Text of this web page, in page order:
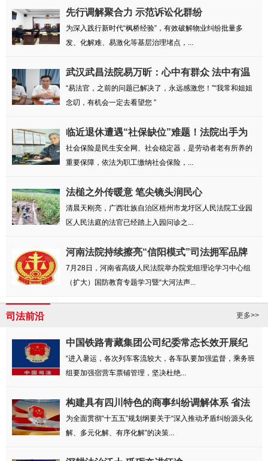
先行调解聚合力 示范诉讼化群纷
为深入践行新时代“枫桥经验”，有效破解物业纠纷批量多
发、化解难、易激化等基层治理堵点，...
武汉武昌法院易万昕：心中有群众 法中有温
度
“易法官，之前的问题已解决了，永远感激您！”“我常和姐姐
念叨，有机会一定去看望您 ”
临近退休遭遇“社保缺位”难题！法院出手为
劳...
社会保险是民生安全网、社会稳定器，是劳动者老有所养的
重要保障，依法为职工缴纳社会保险，...
法槌之外传暖意 笔尖镜头润民心
清晨天刚亮，广西壮族自治区梧州市龙圩区人民法院工业园
区人民法庭的法官已经踏上入园问诊之...
河南法院持续擦亮“信阳模式”司法拥军品牌
7月28日，河南省高级人民法院举办院党组理论学习中心组
（扩大）国防教育专题学习暨“大河法声...
司法前沿 更多>>
中国铁路青藏集团公司纪委常态长效开展纪
律教...
“进入暑运，各次列车客流较大，各车队要加强监督，乘务班
组要加强宿营车票铺管理，坚决杜绝...
构建具有四川特色的商事纠纷调解体系 省法
院...
为全面贯彻“十五五”规划纲要关于“深入推动矛盾纠纷源头化
解、多元化解、有序化解”的决策...